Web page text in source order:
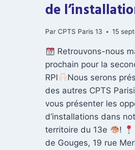
B
L
S
O
S
-
N
O
S
C
de
Par CPTS Paris 13 15
Retrouvons-nous
prochain pour la
RPI
Nous serons
des autres CPTS
vous présenter les
d’installations dans
territoire du 13e
!
de Gouges, 19 rue